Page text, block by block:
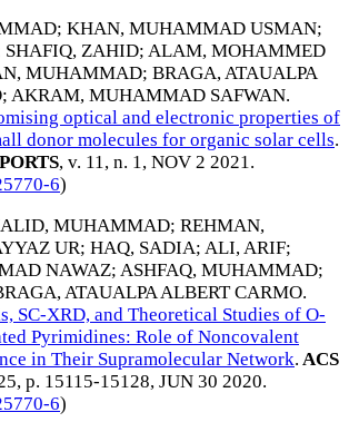
; KHAN, MUHAMMAD USMAN;
SHAFIQ, ZAHID; ALAM, MOHAMMED
MUHAMMAD; BRAGA, ATAUALPA
; AKRAM, MUHAMMAD SAFWAN.
optical and electronic properties of
donor molecules for organic solar cells.
, v. 11, n. 1, NOV 2 2021.
6)
MUHAMMAD; REHMAN,
UR; HAQ, SADIA; ALI, ARIF;
NAWAZ; ASHFAQ, MUHAMMAD;
ATAUALPA ALBERT CARMO.
SC-XRD, and Theoretical Studies of O-
Pyrimidines: Role of Noncovalent
in Their Supramolecular Network. ACS
p. 15115-15128, JUN 30 2020.
6)